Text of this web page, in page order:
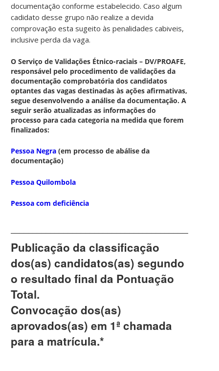
documentação conforme estabelecido. Caso algum
cadidato desse grupo não realize a devida
comprovação esta sugeito às penalidades cabiveis,
inclusive perda da vaga.
O Serviço de Validações Étnico-raciais – DV/PROAFE,
responsável pelo procedimento de validações da
documentação comprobatória dos candidatos
optantes das vagas destinadas às ações afirmativas,
segue desenvolvendo a análise da documentação. A
seguir serão atualizadas as informações do
processo para cada categoria na medida que forem
finalizados:
Pessoa Negra (em processo de abálise da
documentação)
Pessoa Quilombola
Pessoa com deficiência
Publicação da classificação
dos(as) candidatos(as) segundo
o resultado final da Pontuação
Total.
Convocação dos(as)
aprovados(as) em 1ª chamada
para a matrícula.*